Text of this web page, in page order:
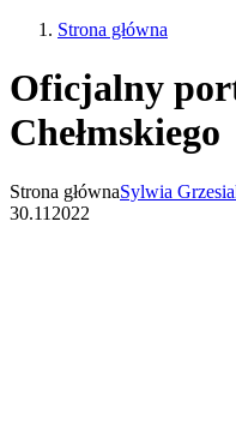
Strona główna
Oficjalny
Chełmskiego
Strona głównaSylwia
30.11 2022